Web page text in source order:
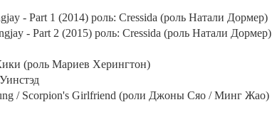
- Part 1 (2014) роль: Cressida (роль Натали Дормер)
- Part 2 (2015) роль: Cressida (роль Натали Дормер)
(роль Мариев Херингтон)
/ Scorpion's Girlfriend (роли Джоны Сяо / Минг Жао)